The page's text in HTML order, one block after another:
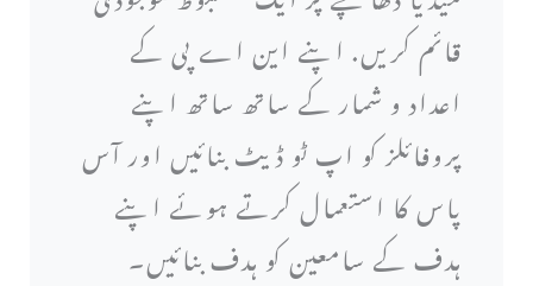
قائم کریں. اپنے این اے پی کے
اعداد و شمار کے ساتھ ساتھ اپنے
پروفائلز کو اپ ٹو ڈیٹ بنائیں اور آس
پاس کا استعمال کرتے ہوئے اپنے
ہدف کے سامعین کو ہدف بنائیں۔